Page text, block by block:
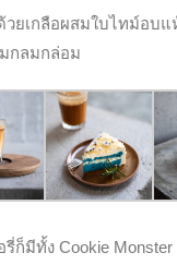
ยเกลือผสมใบไทม์อบแ
กลมกล่อม
รี่ก็มีทั้ง Cookie